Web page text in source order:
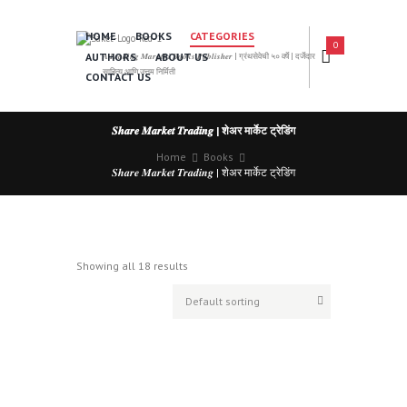
𝑨 𝑳𝒆𝒂𝒅𝒊𝒏𝒈 𝑴𝒂𝒓𝒂𝒕𝒉𝒊 𝑩𝒐𝒐𝒌𝒔 𝑷𝒖𝒃𝒍𝒊𝒔𝒉𝒆𝒓 | ग्रंथसेवेची ५० वर्षे | दर्जेदार
साहित्य आणि उत्तम निर्मिती
HOME BOOKS
CATEGORIES
AUTHORS
ABOUT US
CONTACT US
0
𝑺𝒉𝒂𝒓𝒆 𝑴𝒂𝒓𝒌𝒆𝒕 𝑻𝒓𝒂𝒅𝒊𝒏𝒈 | शेअर मार्केट ट्रेडिंग
Home
Books
𝑺𝒉𝒂𝒓𝒆 𝑴𝒂𝒓𝒌𝒆𝒕 𝑻𝒓𝒂𝒅𝒊𝒏𝒈 | शेअर मार्केट ट्रेडिंग
Showing all 18 results